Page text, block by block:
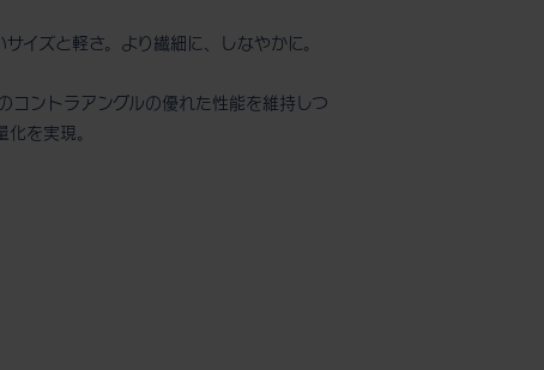
イズと軽さ。より繊細に、しなやかに。
ントラアングルの優れた性能を維持しつ
を実現。